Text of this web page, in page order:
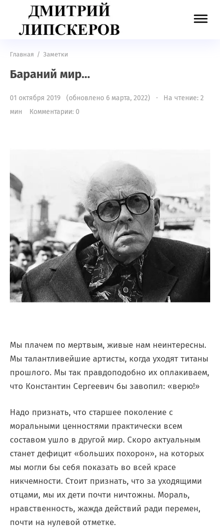
Главная / Заметки
Бараний мир…
01 октября 2019 (обновлено 6 марта, 2022) · На чтение: 2
мин
Комментарии: 0
Мы плачем по мертвым, живые нам неинтересны.
Мы талантливейшие артисты, когда уходят титаны
прошлого. Мы так правдоподобно их оплакиваем,
что Константин Сергеевич бы завопил: «верю!»
Надо признать, что старшее поколение с
моральными ценностями практически всем
составом ушло в другой мир. Скоро актуальным
станет дефицит «больших похорон», на которых
мы могли бы себя показать во всей красе
никчемности. Стоит признать, что за уходящими
отцами, мы их дети почти ничтожны. Мораль,
нравственность, жажда действий ради перемен,
почти на нулевой отметке.